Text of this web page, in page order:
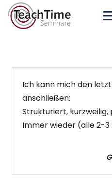
Ich kann mich den
anschließen:
Strukturiert,
Immer wieder (alle 2-